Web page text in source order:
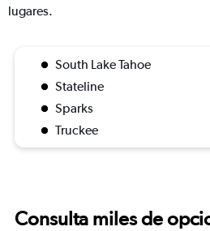
lugares.
South Lake Tahoe
Stateline
Sparks
Truckee
Consulta miles de